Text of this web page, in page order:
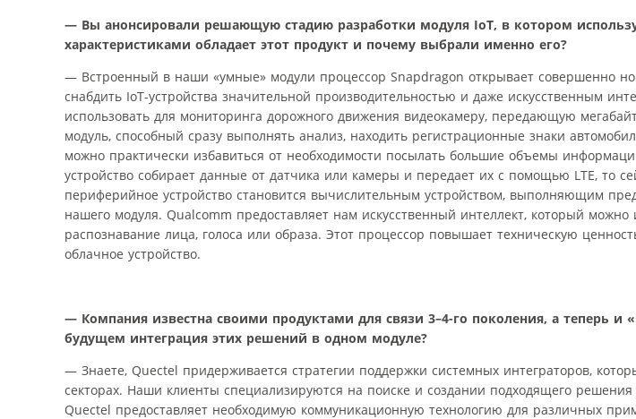
— Вы анонсировали решающую стадию разработки модуля IоT, в котором
характеристиками обладает этот продукт и почему выбрали именно его?
— Встроенный в наши «умные» модули процессор Snapdragon открывает совершенно
снабдить IoT-устройства значительной производительностью и даже искусственным
использовать для мониторинга дорожного движения видеокамеру, передающую
модуль, способный сразу выполнять анализ, находить регистрационные знаки
можно практически избавиться от необходимости посылать большие объемы
устройство собирает данные от датчика или камеры и передает их с помощью LTE, то
периферийное устройство становится вычислительным устройством, выполняющим
нашего модуля. Qualcomm предоставляет нам искусственный интеллект, который можно
распознавание лица, голоса или образа. Этот процессор повышает техническую
облачное устройство.
— Компания известна своими продуктами для связи 3–4-го поколения, а теперь и
будущем интеграция этих решений в одном модуле?
— Знаете, Quectel придерживается стратегии поддержки системных интеграторов,
секторах. Наши клиенты специализируются на поиске и создании подходящего решения
Quectel предоставляет необходимую коммуникационную технологию для различных